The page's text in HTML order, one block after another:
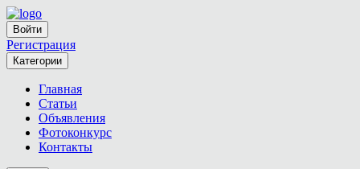
Войти
Регистрация
Категории
Главная
Статьи
Объявления
Фотоконкурс
Контакты